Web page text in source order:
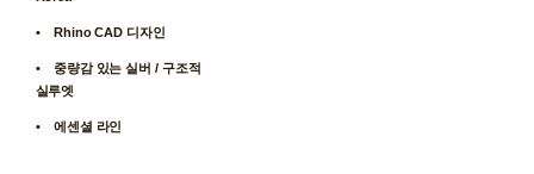
• Rhino CAD 디자인
• 중량감 있는 실버 / 구조적
실루엣
• 에센셜 라인